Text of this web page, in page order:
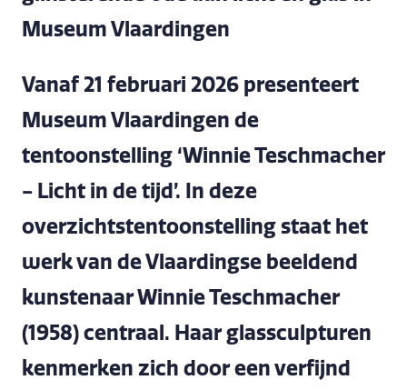
Museum Vlaardingen
Vanaf 21 februari 2026 presenteert
Museum Vlaardingen de
tentoonstelling ‘Winnie Teschmacher
- Licht in de tijd’. In deze
overzichtstentoonstelling staat het
werk van de Vlaardingse beeldend
kunstenaar Winnie Teschmacher
(1958) centraal. Haar glassculpturen
kenmerken zich door een verfijnd